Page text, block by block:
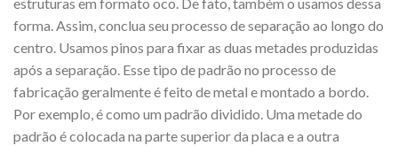
forma. Assim, conclua seu processo de separação ao longo do
centro. Usamos pinos para fixar as duas metades produzidas
após a separação. Esse tipo de padrão no processo de
fabricação geralmente é feito de metal e montado a bordo.
Por exemplo, é como um padrão dividido. Uma metade do
padrão é colocada na parte superior da placa e a outra